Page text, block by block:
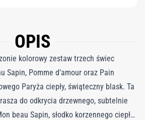
OPIS
kolorowy zestaw trzech świec
Sapin, Pomme d’amour oraz Pain
Paryża ciepły, świąteczny blask. Ta
do odkrycia drzewnego, subtelnie
beau Sapin, słodko korzennego ciepła